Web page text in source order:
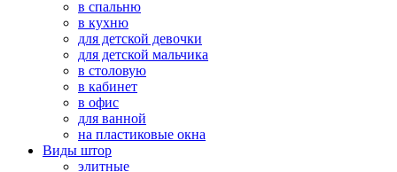
в спальню
в кухню
для детской девочки
для детской мальчика
в столовую
в кабинет
в офис
для ванной
на пластиковые окна
Виды штор
элитные